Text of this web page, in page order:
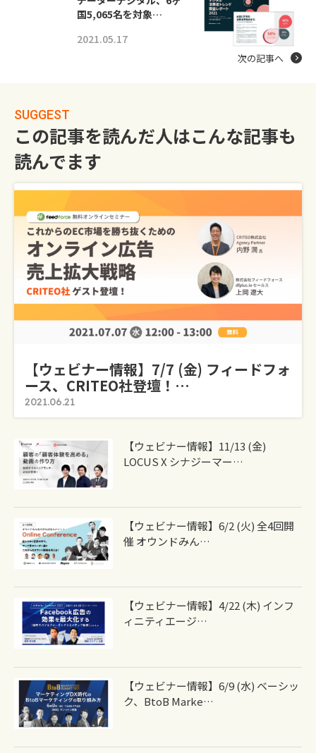
国5,065名を対象…
2021.05.17
次の記事へ
SUGGEST
この記事を読んだ人はこんな記事も
読んでます
【ウェビナー情報】7/7 (金) フィードフォ
ース、CRITEO社登壇！…
2021.06.21
【ウェビナー情報】11/13 (金)
LOCUS X シナジーマー…
【ウェビナー情報】6/2 (火) 全4回開
催 オウンドみん…
【ウェビナー情報】4/22 (木) インフ
ィニティエージ…
【ウェビナー情報】6/9 (水) ベーシッ
ク、BtoB Marke…